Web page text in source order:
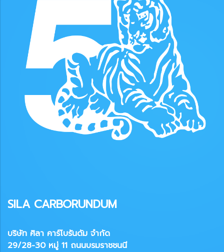
SILA CARBORUNDUM
บริษัท ศิลา คาร์โบรันดัม จำกัด
29/28-30 หมู่ 11 ถนนบรมราชชนนี